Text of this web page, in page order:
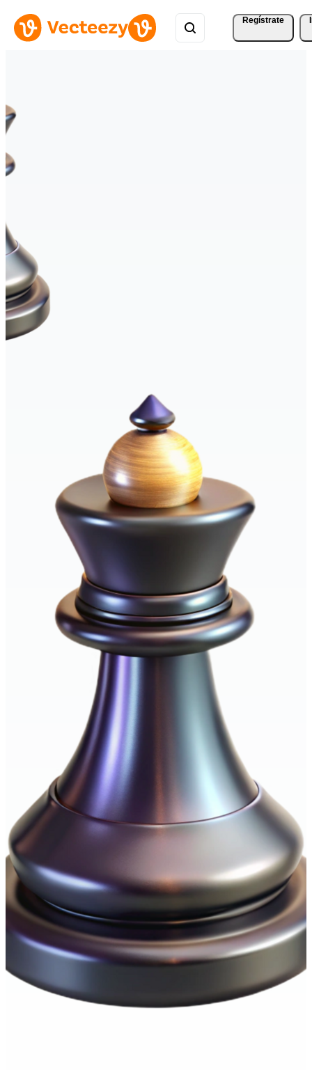
Regístrate